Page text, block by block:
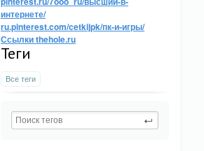
интернете/
ru.pinterest.com/cetkijpk/пк-и-игры/
Ссылки thehole.ru
Теги
Все теги